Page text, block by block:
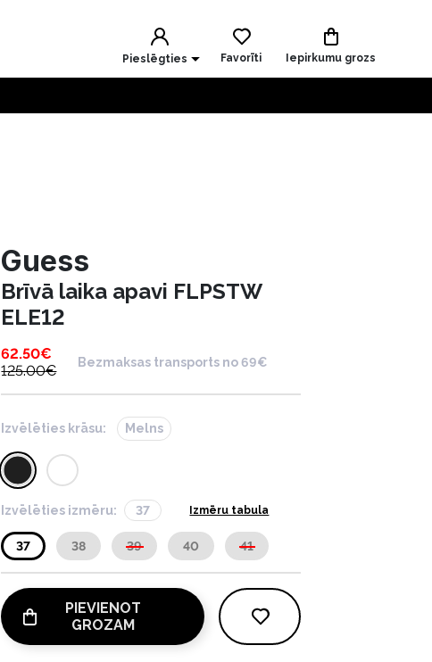
Pieslēgties Favorīti Iepirkumu grozs
Guess
Brīvā laika apavi FLPSTW
ELE12
62.50€
125.00€
Bezmaksas transports no 69€
Izvēlēties krāsu: Melns
Izvēlēties izmēru: 37 Izmēru tabula
37 38 39 40 41
PIEVIENOT
GROZAM